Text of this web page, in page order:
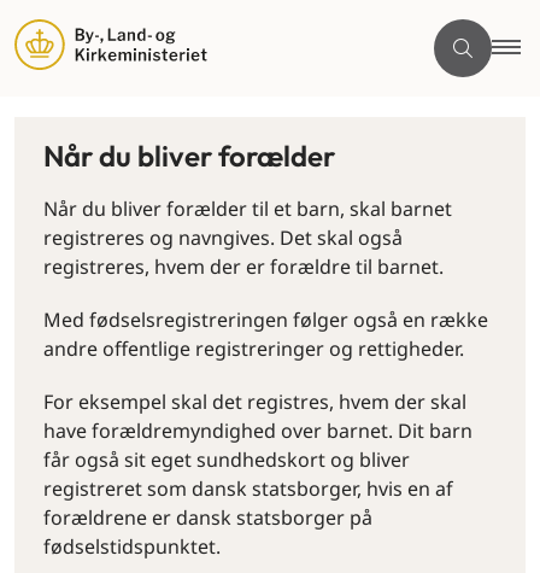
Når du bliver forælder
Når du bliver forælder til et barn, skal barnet
registreres og navngives. Det skal også
registreres, hvem der er forældre til barnet.
Med fødselsregistreringen følger også en række
andre offentlige registreringer og rettigheder.
For eksempel skal det registres, hvem der skal
have forældremyndighed over barnet. Dit barn
får også sit eget sundhedskort og bliver
registreret som dansk statsborger, hvis en af
forældrene er dansk statsborger på
fødselstidspunktet.